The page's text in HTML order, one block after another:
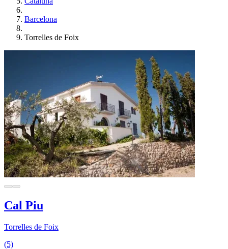
Barcelona
Torrelles de Foix
Cal Piu
Torrelles de Foix
(5)